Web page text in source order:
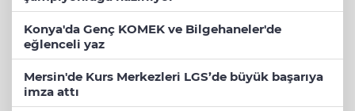
Konya'da Genç KOMEK ve Bilgehaneler'de
eğlenceli yaz
Mersin'de Kurs Merkezleri LGS’de büyük başarıya
imza attı